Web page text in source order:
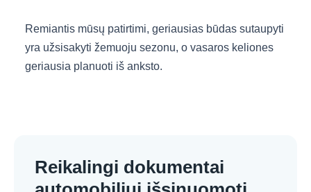
Remiantis mūsų patirtimi, geriausias būdas sutaupyti
yra užsisakyti žemuoju sezonu, o vasaros keliones
geriausia planuoti iš anksto.
Reikalingi dokumentai